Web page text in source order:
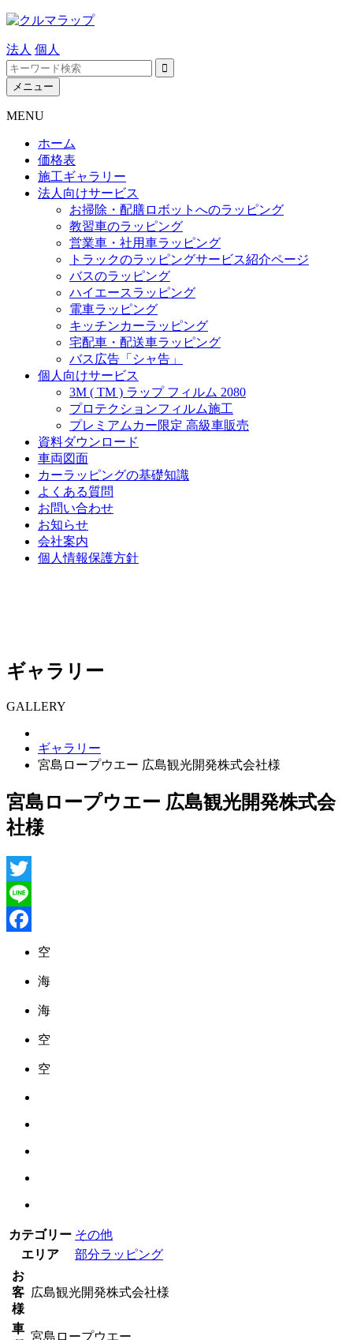
法人 個人
メニュー
MENU
ホーム
価格表
施工ギャラリー
法人向けサービス
お掃除・配膳ロボットへのラッピング
教習車のラッピング
営業車・社用車ラッピング
トラックのラッピングサービス紹介ページ
バスのラッピング
ハイエースラッピング
電車ラッピング
キッチンカーラッピング
宅配車・配送車ラッピング
バス広告「シャ告」
個人向けサービス
3M ( TM ) ラップ フィルム 2080
プロテクションフィルム施工
プレミアムカー限定 高級車販売
資料ダウンロード
車両図面
カーラッピングの基礎知識
よくある質問
お問い合わせ
お知らせ
会社案内
個人情報保護方針
ギャラリー
GALLERY
ギャラリー
宮島ロープウエー 広島観光開発株式会社様
宮島ロープウエー 広島観光開発株式会
社様
Twitter
Line
Facebook
空
海
海
空
空
カテゴリー その他
エリア
部分ラッピング
お
客
様
広島観光開発株式会社様
車
宮島ロープウエー